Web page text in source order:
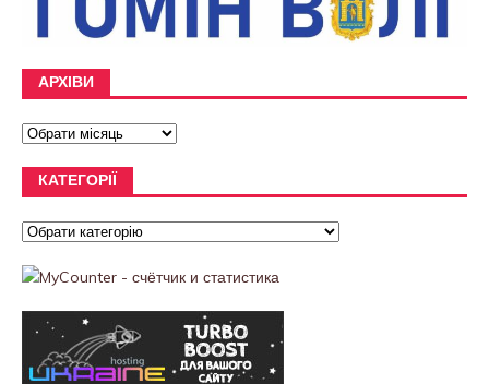
АРХІВИ
КАТЕГОРІЇ